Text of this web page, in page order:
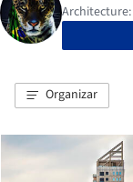
Organizar